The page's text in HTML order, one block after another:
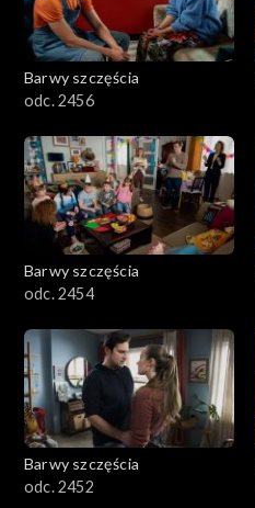
Barwy szczęścia
odc. 2456
Barwy szczęścia
odc. 2454
Barwy szczęścia
odc. 2452